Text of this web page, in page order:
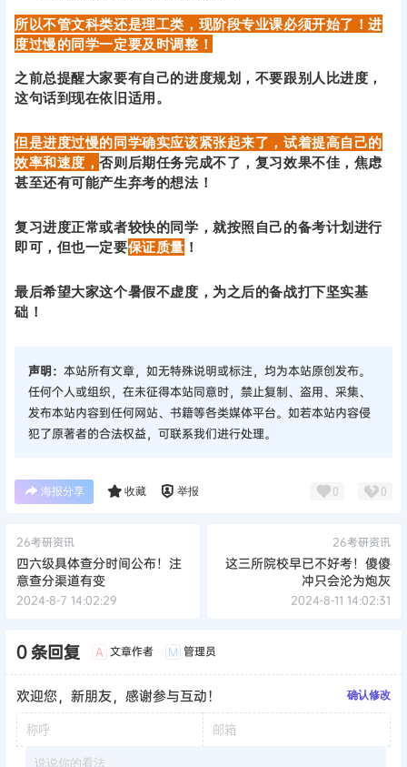
所以不管文科类还是理工类，现阶段专业课必须开始了！进
度过慢的同学一定要及时调整！
之前总提醒大家要有自己的进度规划，不要跟别人比进度，
这句话到现在依旧适用。
但是进度过慢的同学确实应该紧张起来了，试着提高自己的
效率和速度，否则后期任务完成不了，复习效果不佳，焦虑
甚至还有可能产生弃考的想法！
复习进度正常或者较快的同学，就按照自己的备考计划进行
即可，但也一定要保证质量 ！
最后希望大家这个暑假不虚度，为之后的备战打下坚实基
础！
声明： 本站所有文章，如无特殊说明或标注，均为本站原创发布。
任何个人或组织，在未征得本站同意时，禁止复制、盗用、采集、
发布本站内容到任何网站、书籍等各类媒体平台。如若本站内容侵
犯了原著者的合法权益，可联系我们进行处理。
海报分享 收藏 举报 0 0
26考研资讯
四六级具体查分时间公布！注
意查分渠道有变
2024-8-7 14:02:29
26考研资讯
这三所院校早已不好考！傻傻
冲只会沦为炮灰
2024-8-11 14:02:31
0 条回复 A 文章作者 M 管理员
欢迎您，新朋友，感谢参与互动！ 确认修改